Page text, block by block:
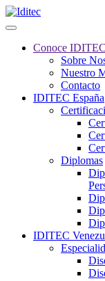
Conoce IDITEC
Sobre
Nuestro
Contacto
IDITEC España
Diplomas
IDITEC